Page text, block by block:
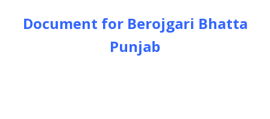
Document for Berojgari Bhatta
Punjab